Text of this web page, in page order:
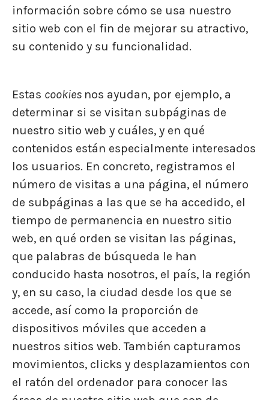
información sobre cómo se usa nuestro
sitio web con el fin de mejorar su atractivo,
su contenido y su funcionalidad.
Estas cookies nos ayudan, por ejemplo, a
determinar si se visitan subpáginas de
nuestro sitio web y cuáles, y en qué
contenidos están especialmente interesados
los usuarios. En concreto, registramos el
número de visitas a una página, el número
de subpáginas a las que se ha accedido, el
tiempo de permanencia en nuestro sitio
web, en qué orden se visitan las páginas,
que palabras de búsqueda le han
conducido hasta nosotros, el país, la región
y, en su caso, la ciudad desde los que se
accede, así como la proporción de
dispositivos móviles que acceden a
nuestros sitios web. También capturamos
movimientos, clicks y desplazamientos con
el ratón del ordenador para conocer las